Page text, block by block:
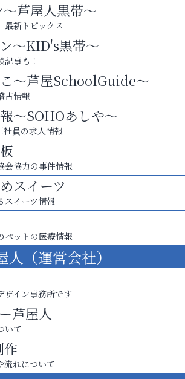
芦屋人黒帯～
最新トピックス
～KID's黒帯～
事も！
～芦屋SchoolGuide～
古情報
～SOHOあしや～
社員の求人情報
会協力の事件情報
スイーツ
スイーツ情報
ペットの医療情報
（運営会社）
ザイン事務所です
芦屋人
いて
作
流れについて